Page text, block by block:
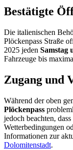
Bestätigte
Die italienischen
Plöckenpass Straße
2025 jeden Samstag
Fahrzeuge bis
Zugang und
Während der oben
Plöckenpass
jedoch beachten,
Wetterbedingungen
Informationen zur
Dolomitenstadt.